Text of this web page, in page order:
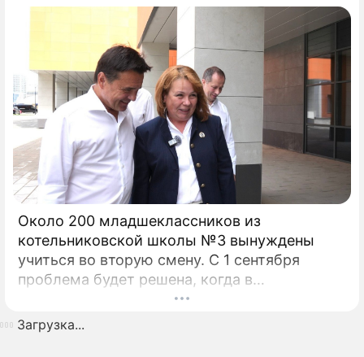
Около 200 младшеклассников из
котельниковской школы №3 вынуждены
учиться во вторую смену. С 1 сентября
проблема будет решена, когда в
микрорайоне Опытное поле откроется
воспитательно-образовательный комплекс
на 2450 мест. Губернатор Московской
Загрузка...